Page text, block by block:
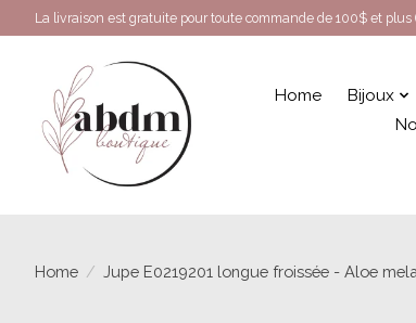
La livraison est gratuite pour toute commande de 100$ et plus
Home Bijoux
Home / Jupe E0219201 longue froissée - Aloe